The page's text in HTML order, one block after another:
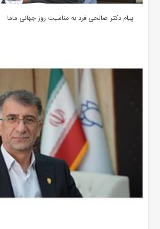
پیام دکتر صالحی فرد به مناسبت روز جهانی ماما